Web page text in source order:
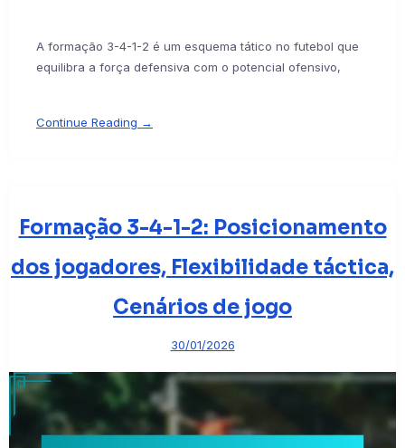
A formação 3-4-1-2 é um esquema tático no futebol que
equilibra a força defensiva com o potencial ofensivo,
Continue Reading →
Formação 3-4-1-2: Posicionamento
dos jogadores, Flexibilidade táctica,
Cenários de jogo
30/01/2026